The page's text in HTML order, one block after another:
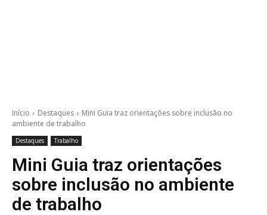
Início Destaques
Mini Guia traz orientações sobre inclusão no
ambiente de trabalho
Destaques Trabalho
Mini Guia traz orientações
sobre inclusão no ambiente
de trabalho